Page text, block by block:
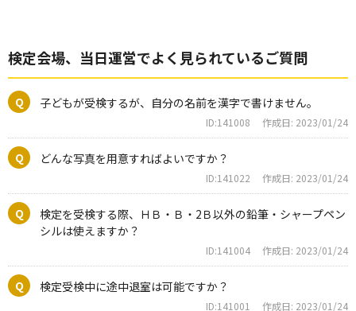
検定会場、当日運営でよく見られているご質問
子どもが受検するが、自分の名前を漢字で書けません。
ID:141008 作成日: 2023/01/24
どんな写真を用意すればよいですか？
ID:141022 作成日: 2023/01/24
検定を受検する際、ＨＢ・Ｂ・2Ｂ以外の鉛筆・シャープペン
シルは使えますか？
ID:141004 作成日: 2023/01/24
検定受検中に途中退室は可能ですか？
ID:141001 作成日: 2023/01/24